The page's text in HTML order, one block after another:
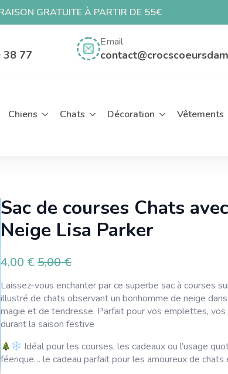
GRATUITE À PARTIR DE 55€
38 77
Email
Chiens Chats Décoration Vêtements
Sac de courses Chats
Neige Lisa Parker
5,00€
Le
prix
initial
était :
5,00 €.
4,00 €
Le
prix
actuel
est :
4,00 €.
Laissez-vous enchanter par ce superbe sac à courses
illustré de chats observant un bonhomme de neige
magie et de tendresse. Parfait pour vos emplettes, vos
durant la saison festive
Idéal pour les courses, les cadeaux ou l’usage
féerique… le cadeau parfait pour les amoureux de chats